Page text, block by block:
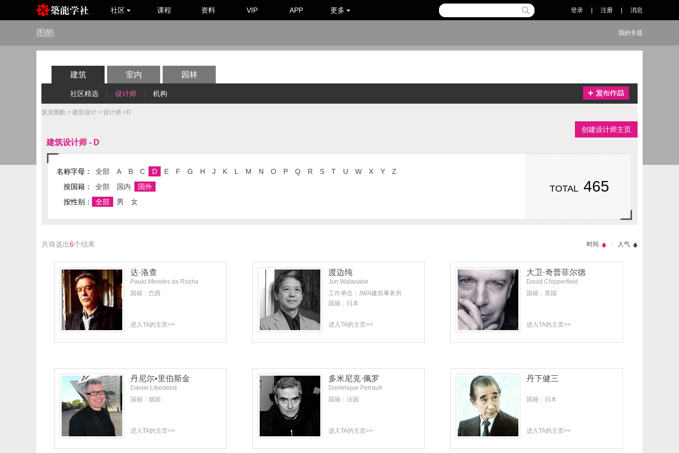
社区 课程 资料 VIP APP 更多 登录 注册 消息
图酷 我的专题
建筑 室内 园林
社区精选 设计师 机构
筑龙图酷 > 建筑设计 > 设计师 >D
创建设计师主页
建筑设计师 - D
名称字母： 全部 A B C D E F G H J K L M N O P Q R S T U W X Y
Z
按国籍：
全部 国内
国外
按性别：
全部 男 女
TOTAL465
共筛选出6个结果 时间 人气
达·洛查
Paulo Mendes da Rocha
国籍：巴西
进入TA的主页>>
渡边纯
Jun Watanabe
工作单位：JWA建筑事务所
国籍：日本
进入TA的主页>>
大卫·奇普菲尔德
David Chipperfield
国籍：英国
进入TA的主页>>
丹尼尔•里伯斯金
Daniel Libeskind
国籍：德国
进入TA的主页>>
多米尼克·佩罗
Dominique Perrault
国籍：法国
进入TA的主页>>
丹下健三
国籍：日本
进入TA的主页>>